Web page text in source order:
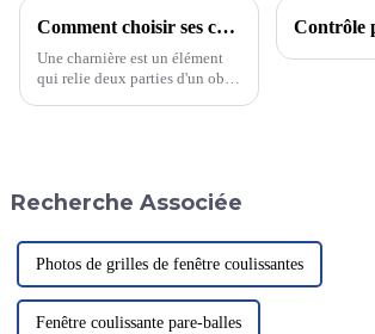
Comment choisir ses charnières ? Laquelle est la plus adaptée : charnière à engrenage continu ou charnière traditionnelle ?
Une charnière est un élément
qui relie deux parties d'un objet
développement de la
fonctions ont évolué.
Recherche Associée
Photos de grilles de fenêtre coulissantes
Fenêtre coulissante pare-balles